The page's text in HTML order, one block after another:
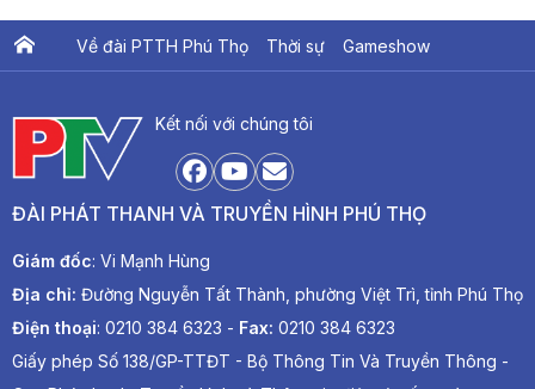
Về đài PTTH Phú Thọ Thời sự Gameshow
Kết nối với chúng tôi
ĐÀI PHÁT THANH VÀ TRUYỀN HÌNH PHÚ THỌ
Giám đốc: Vi Mạnh Hùng
Địa chỉ: Đường Nguyễn Tất Thành, phường Việt Trì, tỉnh Phú Thọ
Điện thoại: 0210 384 6323 - Fax: 0210 384 6323
Giấy phép Số 138/GP-TTĐT - Bộ Thông Tin Và Truyền Thông -